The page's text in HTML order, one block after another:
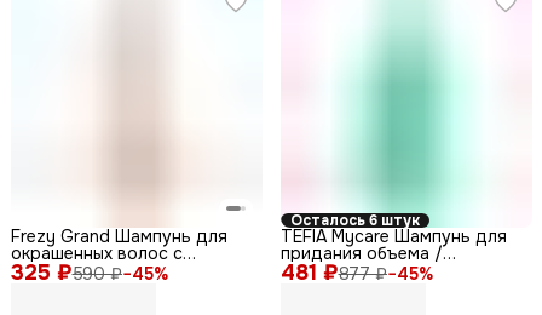
325 ₽590 ₽−45%
Frezy Grand Шампунь для
окрашенных волос с
экстрактом черной икры /
Diamond Color PH 4.8, 200
Осталось 6 штук
481 ₽877 ₽−45%
TEFIA Mycare Шампунь для
придания объема /
Volumizing Shampoo, 300 мл